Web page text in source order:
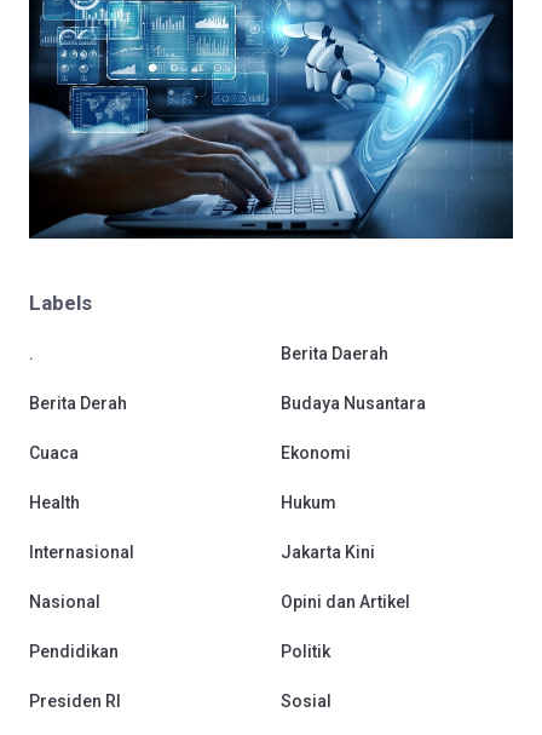
Labels
. Berita Daerah
Berita Derah Budaya Nusantara
Cuaca Ekonomi
Health Hukum
Internasional Jakarta Kini
Nasional Opini dan Artikel
Pendidikan Politik
Presiden RI Sosial